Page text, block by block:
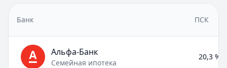
Банк ПСК
Альфа-Банк
Семейная ипотека
20,3 %